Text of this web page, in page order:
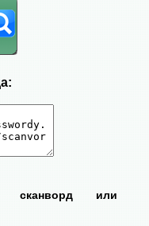
сканворд или